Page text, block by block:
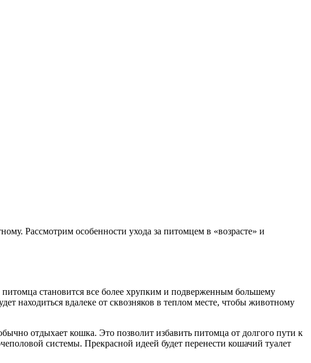
Рассмотрим особенности ухода за питомцем в «возрасте» и
питомца становится все более хрупким и подверженным большему
находиться вдалеке от сквозняков в теплом месте, чтобы животному
отдыхает кошка. Это позволит избавить питомца от долгого пути к
системы. Прекрасной идеей будет перенести кошачий туалет